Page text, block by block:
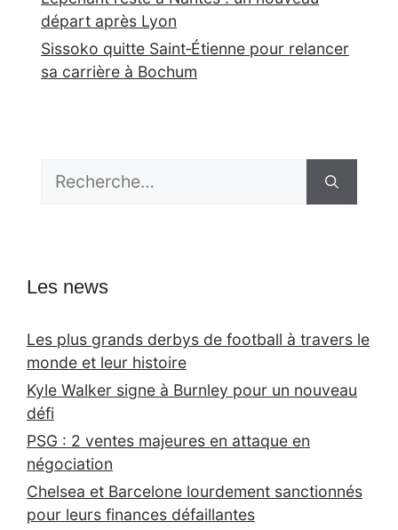
départ après Lyon
Sissoko quitte Saint‑Étienne pour relancer
sa carrière à Bochum
Les news
Les plus grands derbys de football à travers le
monde et leur histoire
Kyle Walker signe à Burnley pour un nouveau
défi
PSG : 2 ventes majeures en attaque en
négociation
Chelsea et Barcelone lourdement sanctionnés
pour leurs finances défaillantes